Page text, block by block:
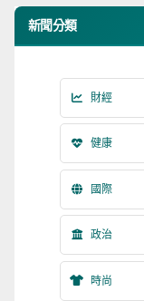
新聞分類
財經
健康
國際
政治
時尚